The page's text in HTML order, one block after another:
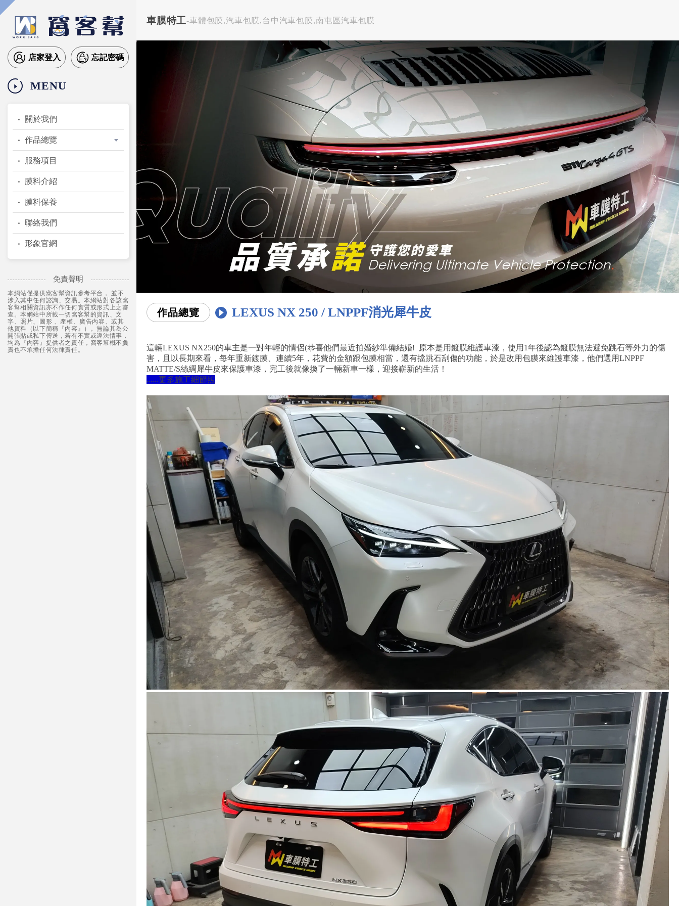
店家登入 忘記密碼
MENU
關於我們
作品總覽
服務項目
膜料介紹
膜料保養
聯絡我們
形象官網
免責聲明
本網站僅提供窩客幫資訊參考平台， 並不
涉入其中任何諮詢、交易。本網站對各該窩
客幫相關資訊亦不作任何實質或形式上之審
查。本網站中所載一切窩客幫的資訊、文
字、照片、圖形 、產權、廣告內容、或其
他資料（以下簡稱『內容』）。無論其為公
開張貼或私下傳送，若有不實或違法情事，
均為『內容』提供者之責任，窩客幫概不負
責也不承擔任何法律責任。
車膜特工-車體包膜,汽車包膜,台中汽車包膜,南屯區汽車包膜
作品總覽 LEXUS NX 250 / LNPPF消光犀牛皮
這輛LEXUS NX250的車主是一對年輕的情侶(恭喜他們最近拍婚紗準備結婚! 原本是用鍍膜維護車漆，使用1年後認為鍍膜無法避免跳石等外力的傷
害，且以長期來看，每年重新鍍膜、連續5年，花費的金額跟包膜相當，還有擋跳石刮傷的功能，於是改用包膜來維護車漆，他們選用LNPPF
MATTE/S絲綢犀牛皮來保護車漆，完工後就像換了一輛新車一樣，迎接嶄新的生活！
......更多施工細節照